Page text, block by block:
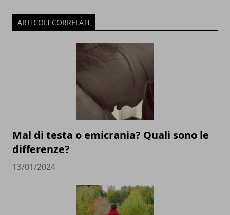
ARTICOLI CORRELATI
Mal di testa o emicrania? Quali sono le
differenze?
13/01/2024